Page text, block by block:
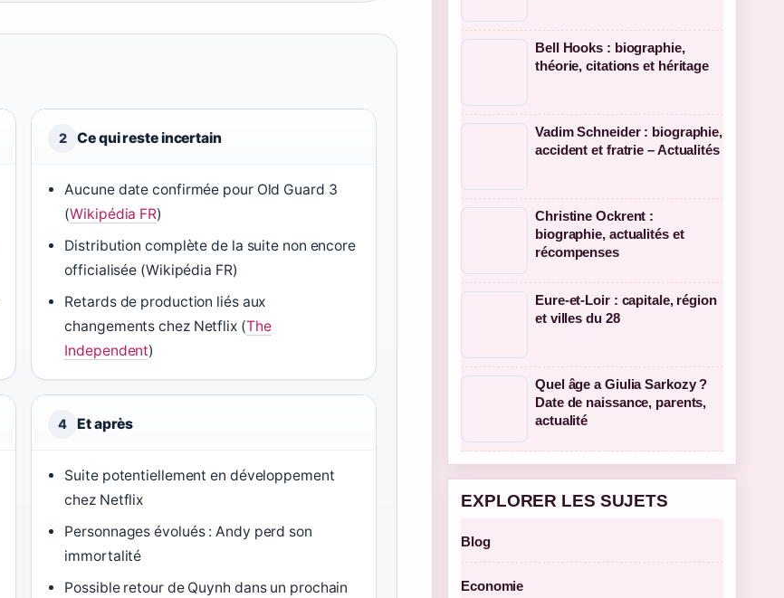
2 Ce qui reste incertain
Aucune date confirmée pour Old Guard 3
(Wikipédia FR)
Distribution complète de la suite non encore
officialisée (Wikipédia FR)
Retards de production liés aux
changements chez Netflix (The
Independent)
4 Et après
Suite potentiellement en développement
chez Netflix
Personnages évolués : Andy perd son
immortalité
Possible retour de Quynh dans un prochain
Bell Hooks : biographie,
théorie, citations et héritage
Vadim Schneider : biographie,
accident et fratrie – Actualités
Christine Ockrent :
biographie, actualités et
récompenses
Eure-et-Loir : capitale, région
et villes du 28
Quel âge a Giulia Sarkozy ?
Date de naissance, parents,
actualité
EXPLORER LES SUJETS
Blog
Economie